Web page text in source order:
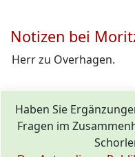
Notizen bei
Herr zu Overhagen.
Haben Sie
Fragen im